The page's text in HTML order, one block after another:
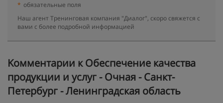
* обязательные поля
Наш агент Тренинговая компания "Диалог", скоро свяжется с
вами с более подробной информацией
Kомментарии к Обеспечение качества
продукции и услуг - Очная - Санкт-
Петербург - Ленинградская область